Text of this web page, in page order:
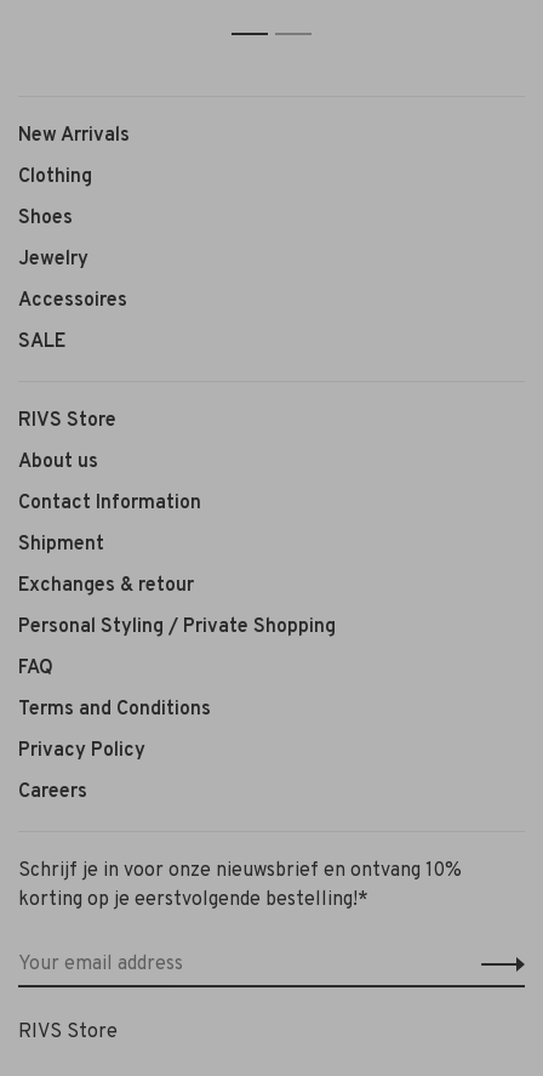
1 2
New Arrivals
Clothing
Shoes
Jewelry
Accessoires
SALE
RIVS Store
About us
Contact Information
Shipment
Exchanges & retour
Personal Styling / Private Shopping
FAQ
Terms and Conditions
Privacy Policy
Careers
Schrijf je in voor onze nieuwsbrief en ontvang 10%
korting op je eerstvolgende bestelling!*
RIVS Store